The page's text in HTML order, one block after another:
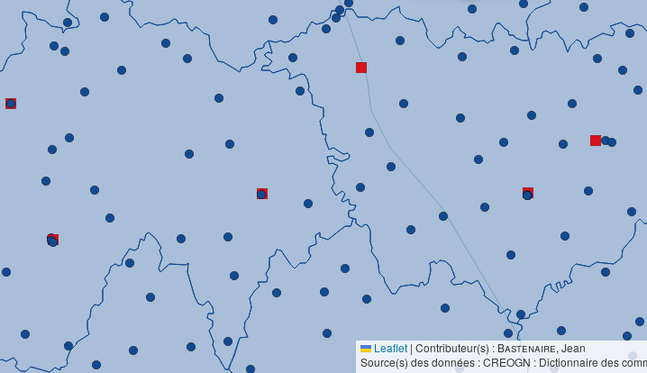
Leaflet | Contributeur(s) : Bastenaire, Jean
Source(s) des données : CREOGN : Dictionnaire des